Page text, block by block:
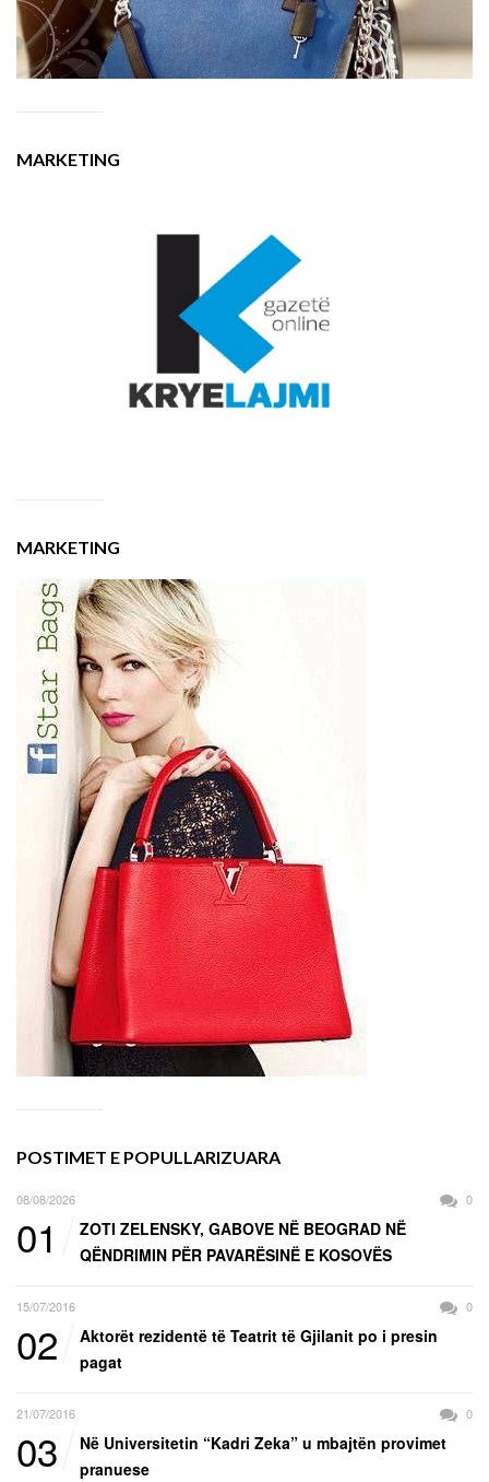
MARKETING
MARKETING
POSTIMET E POPULLARIZUARA
08/08/2026 0
01
ZOTI ZELENSKY, GABOVE NË BEOGRAD NË
QËNDRIMIN PËR PAVARËSINË E KOSOVËS
15/07/2016 0
02
Aktorët rezidentë të Teatrit të Gjilanit po i presin
pagat
21/07/2016 0
03
Në Universitetin “Kadri Zeka” u mbajtën provimet
pranuese